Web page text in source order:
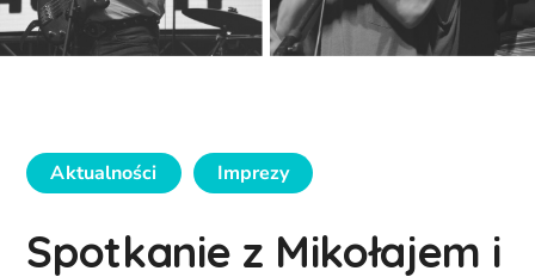
Aktualności Imprezy
Spotkanie z Mikołajem i